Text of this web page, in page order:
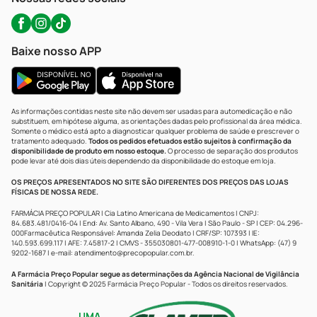
Baixe nosso APP
As informações contidas neste site não devem ser usadas para automedicação e não
substituem, em hipótese alguma, as orientações dadas pelo profissional da área médica.
Somente o médico está apto a diagnosticar qualquer problema de saúde e prescrever o
tratamento adequado. Todos os pedidos efetuados estão sujeitos à confirmação da
disponibilidade de produto em nosso estoque.O processo de separação dos produtos
pode levar até dois dias úteis dependendo da disponibilidade do estoque em loja.
OS PREÇOS APRESENTADOS NO SITE SÃO DIFERENTES DOS PREÇOS DAS LOJAS
FÍSICAS DE NOSSA REDE.
FARMÁCIA PREÇO POPULAR | Cia Latino Americana de Medicamentos | CNPJ:
84.683.481/0416-04 | End: Av. Santo Albano, 490 - Vila Vera | São Paulo - SP | CEP: 04.296-
000Farmacêutica Responsável: Amanda Zelia Deodato | CRF/SP: 107393 | IE:
140.593.699.117 | AFE: 7.45817-2 | CMVS - 355030801-477-008910-1-0 | WhatsApp: (47) 9
9202-1687 | e-mail: atendimento@precopopular.com.br.
A Farmácia Preço Popular segue as determinações da Agência Nacional de Vigilância
Sanitária | Copyright © 2025 Farmácia Preço Popular - Todos os direitos reservados.